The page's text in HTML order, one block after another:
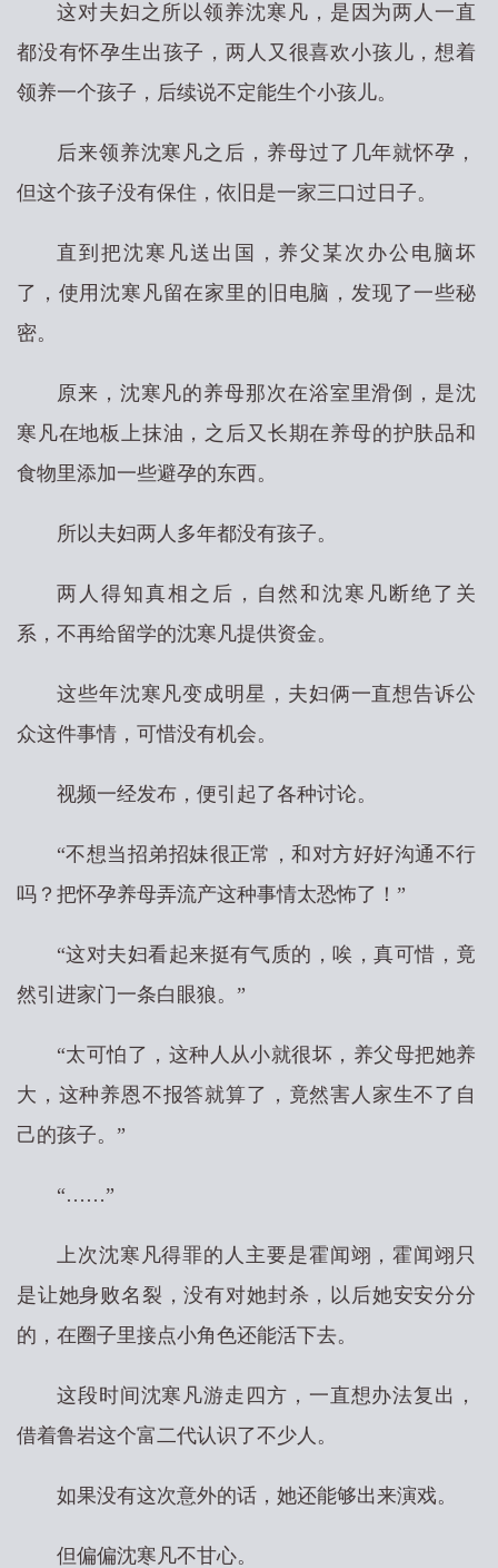
这对夫妇之所以领养沈寒凡，是因为两人一直
都没有怀孕生出孩子，两人又很喜欢小孩儿，想着
领养一个孩子，后续说不定能生个小孩儿。
后来领养沈寒凡之后，养母过了几年就怀孕，
但这个孩子没有保住，依旧是一家三口过日子。
直到把沈寒凡送出国，养父某次办公电脑坏
了，使用沈寒凡留在家里的旧电脑，发现了一些秘
密。
原来，沈寒凡的养母那次在浴室里滑倒，是沈
寒凡在地板上抹油，之后又长期在养母的护肤品和
食物里添加一些避孕的东西。
所以夫妇两人多年都没有孩子。
两人得知真相之后，自然和沈寒凡断绝了关
系，不再给留学的沈寒凡提供资金。
这些年沈寒凡变成明星，夫妇俩一直想告诉公
众这件事情，可惜没有机会。
视频一经发布，便引起了各种讨论。
“不想当招弟招妹很正常，和对方好好沟通不行
吗？把怀孕养母弄流产这种事情太恐怖了！”
“这对夫妇看起来挺有气质的，唉，真可惜，竟
然引进家门一条白眼狼。”
“太可怕了，这种人从小就很坏，养父母把她养
大，这种养恩不报答就算了，竟然害人家生不了自
己的孩子。”
“……”
上次沈寒凡得罪的人主要是霍闻翊，霍闻翊只
是让她身败名裂，没有对她封杀，以后她安安分分
的，在圈子里接点小角色还能活下去。
这段时间沈寒凡游走四方，一直想办法复出，
借着鲁岩这个富二代认识了不少人。
如果没有这次意外的话，她还能够出来演戏。
但偏偏沈寒凡不甘心。